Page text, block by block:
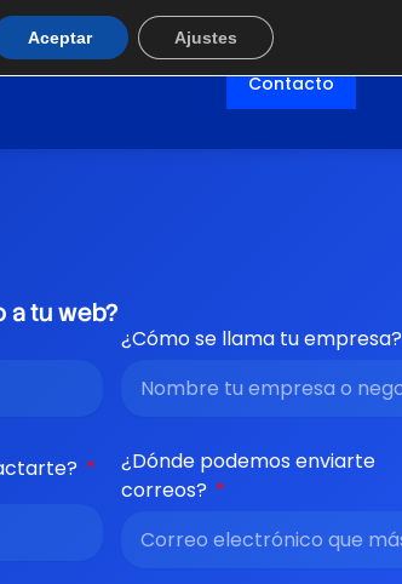
Contacto
a tu web?
¿Cómo se llama tu empresa?
¿Dónde podemos enviarte
correos?
Aceptar Ajustes